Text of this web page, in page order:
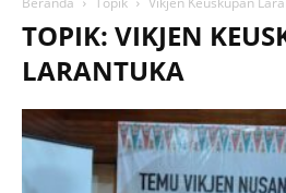
TOPIK: VIKJEN
LARANTUKA